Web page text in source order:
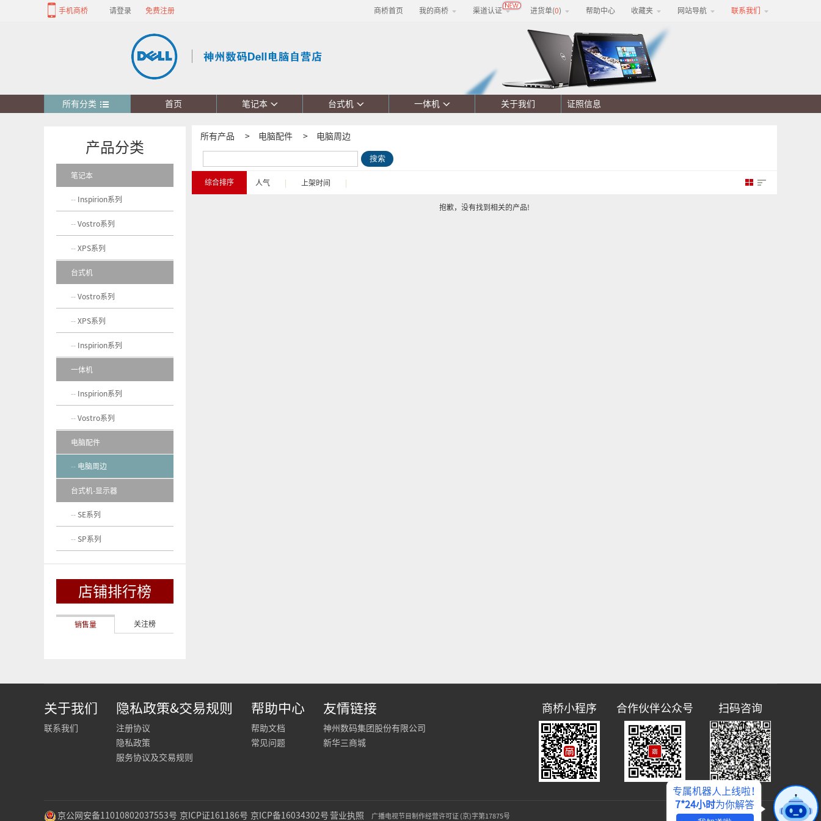
专属机器人上线啦！
7*24小时为你解答
手机商桥 请登录 免费注册 商桥首页 我的商桥 渠道认证 进货单(0) 帮助中心 收藏夹 网站导航 联系我们
所有分类 首页 笔记本 台式机 一体机 关于我们 证照信息
所有产品 > 电脑配件 > 电脑周边
搜索
综合排序 人气 上架时间
抱歉，没有找到相关的产品!
产品分类
笔记本
Inspirion系列
Vostro系列
XPS系列
台式机
Vostro系列
XPS系列
Inspirion系列
一体机
Inspirion系列
Vostro系列
电脑配件
电脑周边
台式机-显示器
SE系列
SP系列
店铺排行榜
销售量 关注榜
关于我们
联系我们
隐私政策&交易规则
注册协议
隐私政策
服务协议及交易规则
帮助中心
帮助文档
常见问题
友情链接
神州数码集团股份有限公司
新华三商城
扫码咨询
合作伙伴公众号
商桥小程序
京公网安备11010802037553号 京ICP证161186号 京ICP备16034302号 营业执照 广播电视节目制作经营许可证 (京)字第17875号